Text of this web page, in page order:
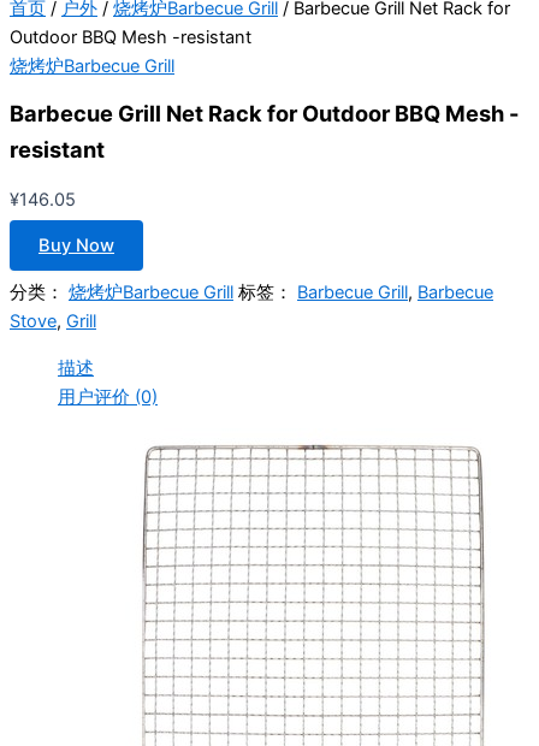
首页 / 户外 / 烧烤炉Barbecue Grill / Barbecue Grill Net Rack for
Outdoor BBQ Mesh -resistant
烧烤炉Barbecue Grill
Barbecue Grill Net Rack for Outdoor BBQ Mesh -
resistant
¥146.05
Buy Now
分类： 烧烤炉Barbecue Grill 标签： Barbecue Grill, Barbecue
Stove, Grill
描述
用户评价 (0)